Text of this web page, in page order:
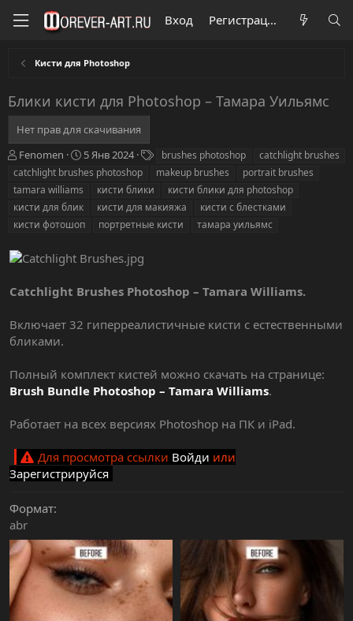
Вход Регистрация
Кисти для Photoshop
Блики кисти для Photoshop – Тамара Уильямс
Нет прав для скачивания
А
в
о
р
Fenomen
Д
а
с
о
д
и
5 Янв 2024
е
brushes photoshop
catchlight brushes
catchlight brushes photoshop
makeup brushes
portrait brushes
tamara williams
кисти блики
кисти блики для photoshop
кисти для блик
кисти для макияжа
кисти с блестками
кисти фотошоп
портретные кисти тамара уильямс
Catchlight Brushes Photoshop – Tamara Williams.
Включает 32 гиперреалистичные кисти с естественными
бликами.
Полный комплект кистей можно скачать на странице:
Brush Bundle Photoshop – Tamara Williams.
Работает на всех версиях Photoshop на ПК и iPad.
Для просмотра ссылки Войди или
Зарегистрируйся
Формат
abr